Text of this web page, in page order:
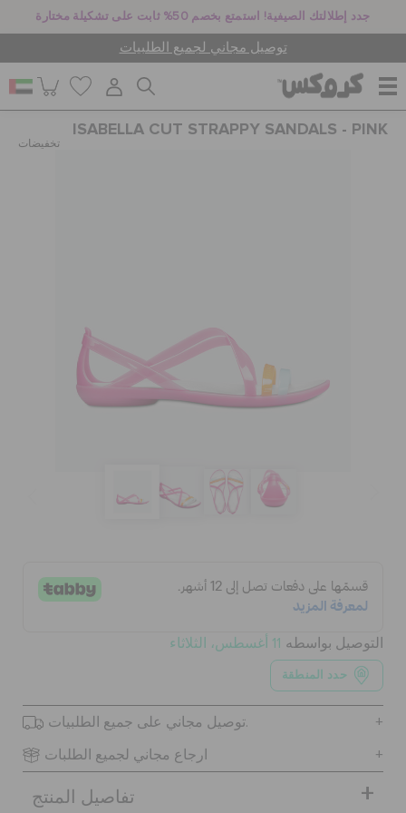
جدد إطلالتك الصيفية! استمتع بخصم 50% ثابت على تشكيلة مختارة
توصيل مجاني لجميع الطلبيات
كروكس لمكان العمل
مميز
تسجيل الدخول / اشتراك
تحديد موقع المتجر
ISABELLA CUT STRAPPY SANDALS - PINK
تخفيضات
التوصيل بواسطه 11 أغسطس، الثلاثاء
حدد المنطقة
توصيل مجاني على جميع الطلبيات.
ارجاع مجاني لجميع الطلبات
تفاصيل المنتج